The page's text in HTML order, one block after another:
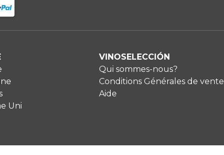
Uni
VINOSELECCIÓN
Qui sommes-nous?
Conditions Générales de vente
Aide